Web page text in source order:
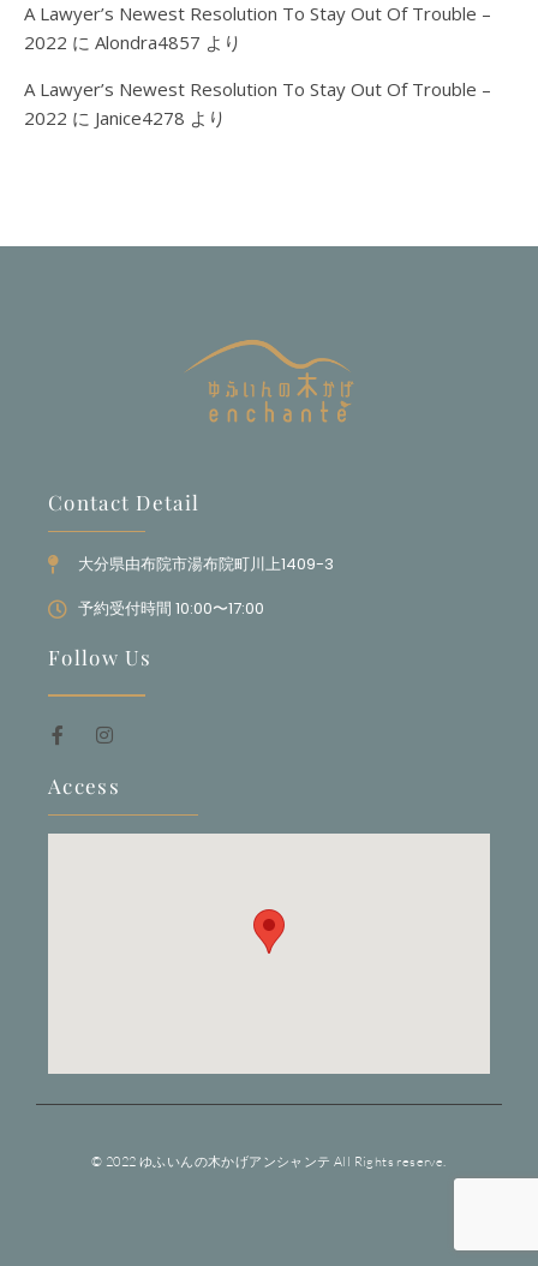
A Lawyer’s Newest Resolution To Stay Out Of Trouble –
2022 に Alondra4857 より
A Lawyer’s Newest Resolution To Stay Out Of Trouble –
2022 に Janice4278 より
Contact Detail
大分県由布院市湯布院町川上1409-3
予約受付時間 10:00〜17:00
Follow Us
Access
© 2022 ゆふいんの木かげアンシャンテ All Rights reserve.